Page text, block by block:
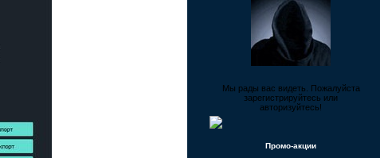
Мы рады вас видеть. Пожалуйста
зарегистрируйтесь или
авторизуйтесь!
Промо-акции